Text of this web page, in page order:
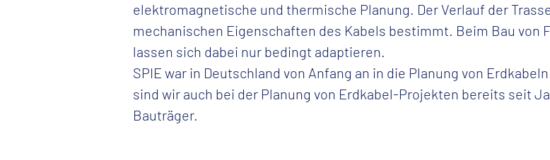
elektromagnetische und thermische Planung. Der Verlauf der
mechanischen Eigenschaften des Kabels bestimmt. Beim Bau von
lassen sich dabei nur bedingt adaptieren.
SPIE war in Deutschland von Anfang an in die Planung von
sind wir auch bei der Planung von Erdkabel-Projekten bereits seit
Bauträger.